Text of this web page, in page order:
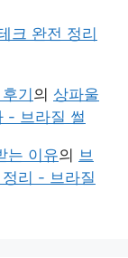
크 완전 정리
기의 상파울
- 브라질 썰
는 이유의 브
리 - 브라질